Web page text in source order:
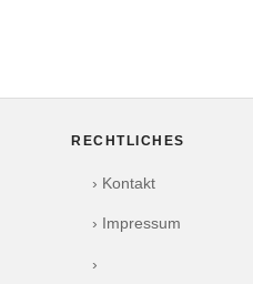
RECHTLICHES
› Kontakt
› Impressum
›